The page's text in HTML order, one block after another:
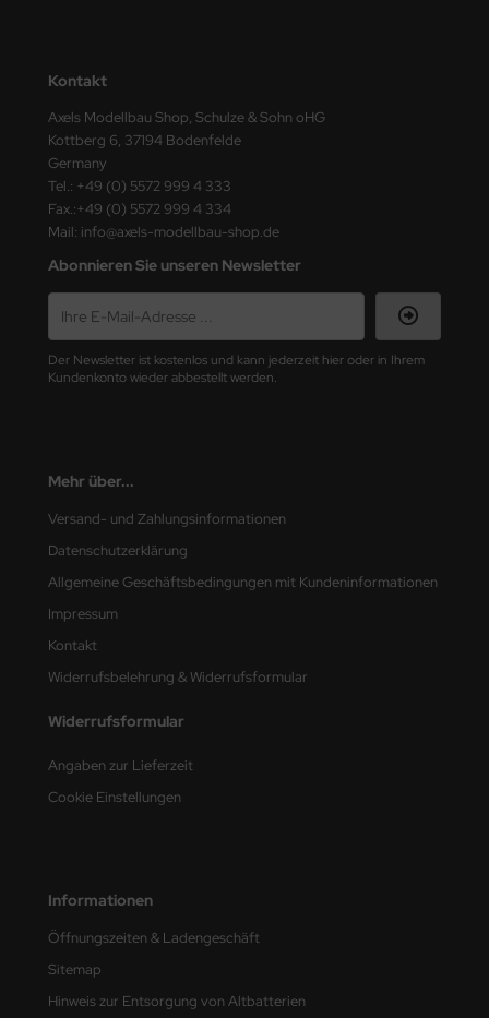
Kontakt
Axels Modellbau Shop, Schulze & Sohn oHG
Kottberg 6, 37194 Bodenfelde
Germany
Tel.: +49 (0) 5572 999 4 333
Fax.:+49 (0) 5572 999 4 334
Mail: info@axels-modellbau-shop.de
Abonnieren Sie unseren Newsletter
Der Newsletter ist kostenlos und kann jederzeit hier oder in Ihrem
Kundenkonto wieder abbestellt werden.
Mehr über...
Versand- und Zahlungsinformationen
Datenschutzerklärung
Allgemeine Geschäftsbedingungen mit Kundeninformationen
Impressum
Kontakt
Widerrufsbelehrung & Widerrufsformular
Widerrufsformular
Angaben zur Lieferzeit
Cookie Einstellungen
Informationen
Öffnungszeiten & Ladengeschäft
Sitemap
Hinweis zur Entsorgung von Altbatterien
Model
Models